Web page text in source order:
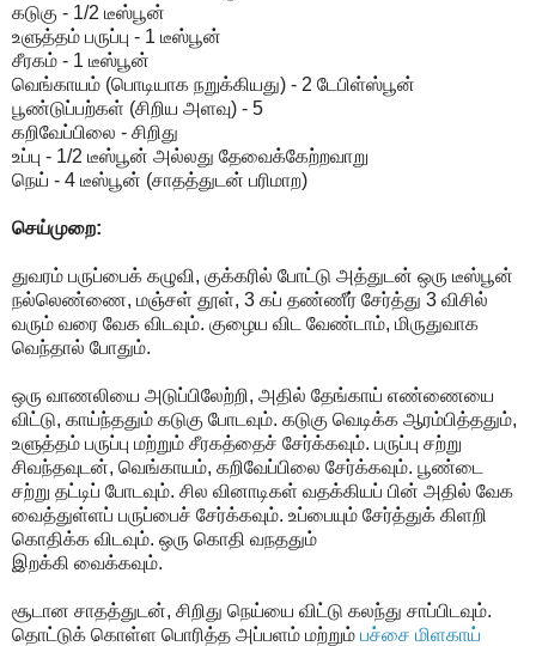
கடுகு - 1/2 டீஸ்பூன்
உளுத்தம் பருப்பு - 1 டீஸ்பூன்
சீரகம் - 1 டீஸ்பூன்
வெங்காயம் (பொடியாக நறுக்கியது) - 2 டேபிள்ஸ்பூன்
பூண்டுப்பற்கள் (சிறிய அளவு) - 5
கறிவேப்பிலை - சிறிது
உப்பு - 1/2 டீஸ்பூன் அல்லது தேவைக்கேற்றவாறு
நெய் - 4 டீஸ்பூன் (சாதத்துடன் பரிமாற)
செய்முறை:
துவரம் பருப்பைக் கழுவி, குக்கரில் போட்டு அத்துடன் ஒரு டீஸ்பூன்
நல்லெண்ணை, மஞ்சள் தூள், 3 கப் தண்ணீர் சேர்த்து 3 விசில்
வரும் வரை வேக விடவும். குழைய விட வேண்டாம், மிருதுவாக
வெந்தால் போதும்.
ஒரு வாணலியை அடுப்பிலேற்றி, அதில் தேங்காய் எண்ணையை
விட்டு, காய்ந்ததும் கடுகு போடவும். கடுகு வெடிக்க ஆரம்பித்ததும்,
உளுத்தம் பருப்பு மற்றும் சீரகத்தைச் சேர்க்கவும். பருப்பு சற்று
சிவந்தவுடன், வெங்காயம், கறிவேப்பிலை சேர்க்கவும். பூண்டை
சற்று தட்டிப் போடவும். சில வினாடிகள் வதக்கியப் பின் அதில் வேக
வைத்துள்ளப் பருப்பைச் சேர்க்கவும். உப்பையும் சேர்த்துக் கிளறி
கொதிக்க விடவும். ஒரு கொதி வநததும்
இறக்கி வைக்கவும்.
சூடான சாதத்துடன், சிறிது நெய்யை விட்டு கலந்து சாப்பிடவும்.
தொட்டுக் கொள்ள பொரித்த அப்பளம் மற்றும் பச்சை மிளகாய்